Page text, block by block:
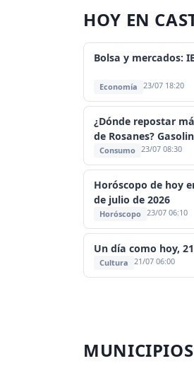
HOY EN
Bolsa y mercados:
Economía 23/07 18:20
¿Dónde repostar
de Rosanes?
Consumo 23/07 08:30
Horóscopo de hoy
de julio de 2026
Horóscopo 23/07 06:10
Un día como hoy,
Cultura 21/07 06:00